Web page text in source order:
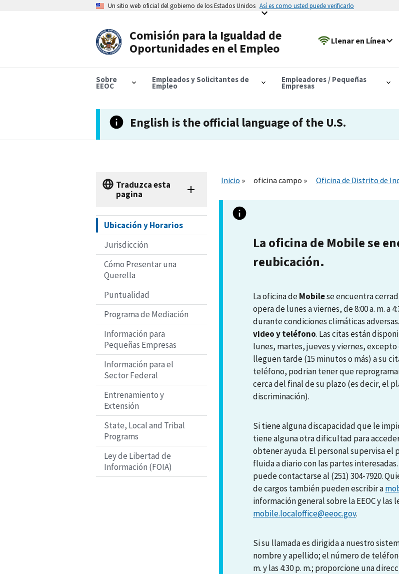
Un sitio web oficial del gobierno de los Estados Unidos Así es como usted puede verificarlo
Comisión para la Igualdad de
Oportunidades en el Empleo
Llenar en Línea
Sobre
EEOC
Empleados y Solicitantes de
Empleo
Empleadores / Pequeñas
Empresas
English is the official language of the U.S.
Traduzca esta
pagina
Ubicación y Horarios
Jurisdicción
Cómo Presentar una
Querella
Puntualidad
Programa de Mediación
Información para
Pequeñas Empresas
Información para el
Sector Federal
Entrenamiento y
Extensión
State, Local and Tribal
Programs
Ley de Libertad de
Información (FOIA)
Inicio oficina campo Oficina de Distrito de
La oficina de Mobile se
reubicación.
La oficina deMobilese encuentra
opera de lunes a viernes, de 8:00 a. m. a
durante condiciones climáticas adversas.
video y teléfono. Las citas están
lunes, martes, jueves y viernes,
lleguen tarde (15 minutos o más) a su
teléfono, podrian tener que
cerca del final de su plazo (es decir, el
discriminación).
Si tiene alguna discapacidad que le
tiene alguna otra dificultad para
obtener ayuda. El personal supervisa
fluida a diario con las partes
puede contactarse al (251) 304-7920.
de cargos también pueden escribir a
información general sobre la EEOC y
mobile.localoffice@eeoc.gov.
Si su llamada es dirigida a nuestro
nombre y apellido; el número de
m. y las 4:30 p. m.; proporcione una